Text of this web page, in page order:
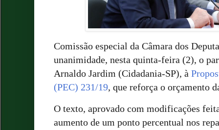
Comissão especial da Câmara dos
unanimidade, nesta quinta-feira (2), o
Arnaldo Jardim (Cidadania-SP), à
(PEC) 231/19, que reforça o orçamento
O texto, aprovado com modificações
aumento de um ponto percentual nos